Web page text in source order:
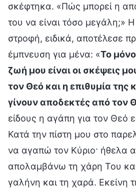
σκέφτηκα. «Πώς μπορεί η
του να είναι τόσο μεγάλη;»
στροφή, ειδικά, αποτέλεσε
έμπνευση για μένα: «Το
ζωή μου είναι οι σκέψεις
τον Θεό και η επιθυμία της
γίνουν αποδεκτές από τον
είδους η αγάπη για τον Θεό
Κατά την πίστη μου στο
να αγαπώ τον Κύριο· ήθελα
απολαμβάνω τη χάρη Του
γαλήνη και τη χαρά. Εκείνη